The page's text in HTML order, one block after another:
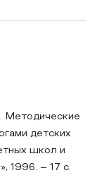
Методические
детских
школ и
1996. – 17 с.